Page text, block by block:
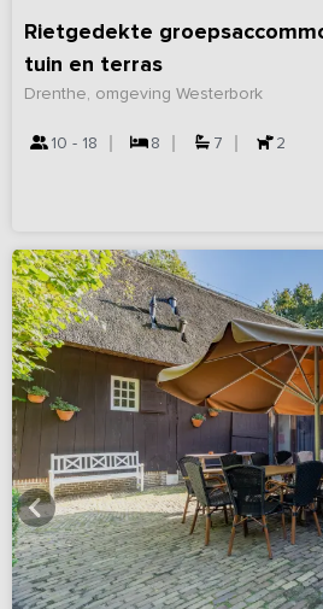
Rietgedekte
tuin en terras
Drenthe, omgeving Westerbork
10 - 18 8 7 2